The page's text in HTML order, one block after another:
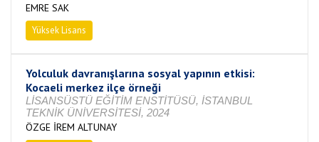
EMRE SAK
Yüksek Lisans
Yolculuk davranışlarına sosyal yapının etkisi:
Kocaeli merkez ilçe örneği
LİSANSÜSTÜ EĞİTİM ENSTİTÜSÜ, İSTANBUL
TEKNİK ÜNİVERSİTESİ, 2024
ÖZGE İREM ALTUNAY